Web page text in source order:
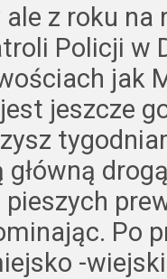
z roku na
Policji w
jak
jeszcze
główną
pieszych
Po
-